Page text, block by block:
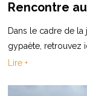
Rencontre
Dans le cadre de
gypaète, retrouvez
Lire +